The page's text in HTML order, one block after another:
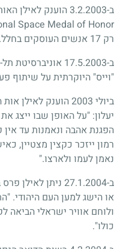
ב-3.2.2003 הוענק
רק 17 אנשים העוסקים בחלל.
ב-17.5.2003
"וייס" היוקרתית על שיתוף
ביולי 2003 הוענק
יעלון: "על האופן שבו ייצג
הפגנת אהבה ונאמנות עד
רמון ייזכר כקצין מצטיין,
נאמן לעמו ולארצו."
ב-27.1.2004 ניתן
או הישג למען העם היהודי.
ולוחם אוויר ישראלי
כולו".